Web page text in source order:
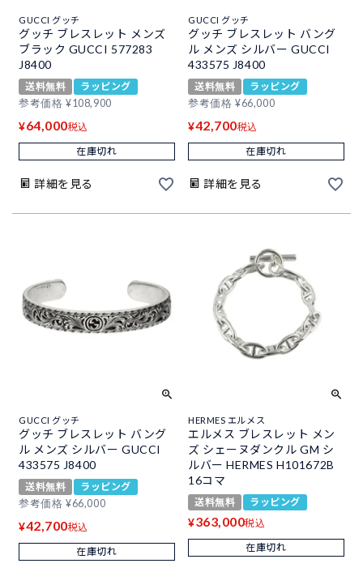
GUCCI グッチ
グッチ ブレスレット メンズ
ブラック GUCCI 577283
J8400
送料無料
ラッピング
参考価格 ¥108,900
¥64,000税込
在庫切れ
詳細を見る
GUCCI グッチ
グッチ ブレスレット バング
ル メンズ シルバー GUCCI
433575 J8400
送料無料
ラッピング
参考価格 ¥66,000
¥42,700税込
在庫切れ
詳細を見る
GUCCI グッチ
グッチ ブレスレット バング
ル メンズ シルバー GUCCI
433575 J8400
送料無料
ラッピング
参考価格 ¥66,000
¥42,700税込
在庫切れ
HERMES エルメス
エルメス ブレスレット メン
ズ シェーヌダンクル GM シ
ルバー HERMES H101672B
16コマ
送料無料 ラッピング
¥363,000税込
在庫切れ